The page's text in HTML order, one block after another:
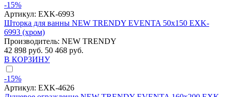
-15%
Артикул: EXK-6993
Шторка для ванны NEW TRENDY EVENTA 50x150 EXK-
6993 (хром)
Производитель: NEW TRENDY
42 898 руб. 50 468 руб.
В КОРЗИНУ
-15%
Артикул: EXK-4626